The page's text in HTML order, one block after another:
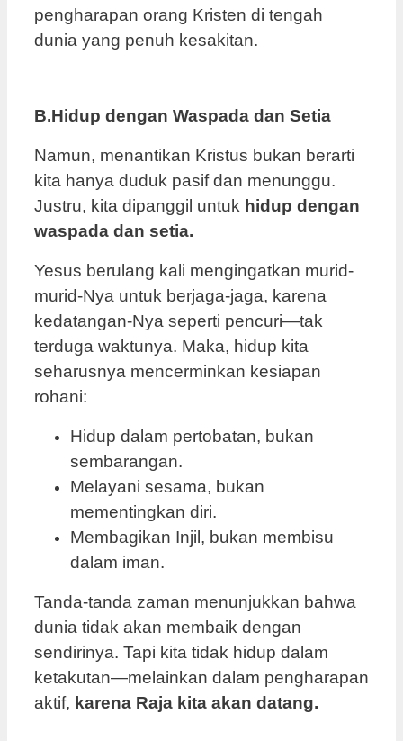
pengharapan orang Kristen di tengah
dunia yang penuh kesakitan.
B.Hidup dengan Waspada dan Setia
Namun, menantikan Kristus bukan berarti
kita hanya duduk pasif dan menunggu.
Justru, kita dipanggil untuk hidup dengan
waspada dan setia.
Yesus berulang kali mengingatkan murid-
murid-Nya untuk berjaga-jaga, karena
kedatangan-Nya seperti pencuri—tak
terduga waktunya. Maka, hidup kita
seharusnya mencerminkan kesiapan
rohani:
Hidup dalam pertobatan, bukan
sembarangan.
Melayani sesama, bukan
mementingkan diri.
Membagikan Injil, bukan membisu
dalam iman.
Tanda-tanda zaman menunjukkan bahwa
dunia tidak akan membaik dengan
sendirinya. Tapi kita tidak hidup dalam
ketakutan—melainkan dalam pengharapan
aktif, karena Raja kita akan datang.